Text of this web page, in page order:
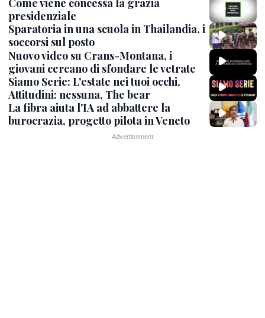
Come viene concessa la grazia
presidenziale
Sparatoria in una scuola in Thailandia, i
soccorsi sul posto
Nuovo video su Crans-Montana, i
giovani cercano di sfondare le vetrate
Siamo Serie: L'estate nei tuoi occhi,
Attitudini: nessuna, The bear
La fibra aiuta l'IA ad abbattere la
burocrazia, progetto pilota in Veneto